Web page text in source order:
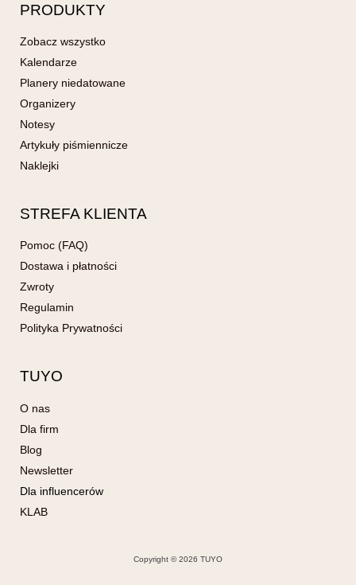
PRODUKTY
Zobacz wszystko
Kalendarze
Planery niedatowane
Organizery
Notesy
Artykuły piśmiennicze
Naklejki
STREFA KLIENTA
Pomoc (FAQ)
Dostawa i płatności
Zwroty
Regulamin
Polityka Prywatności
TUYO
O nas
Dla firm
Blog
Newsletter
Dla influencerów
KLAB
Copyright © 2026 TUYO